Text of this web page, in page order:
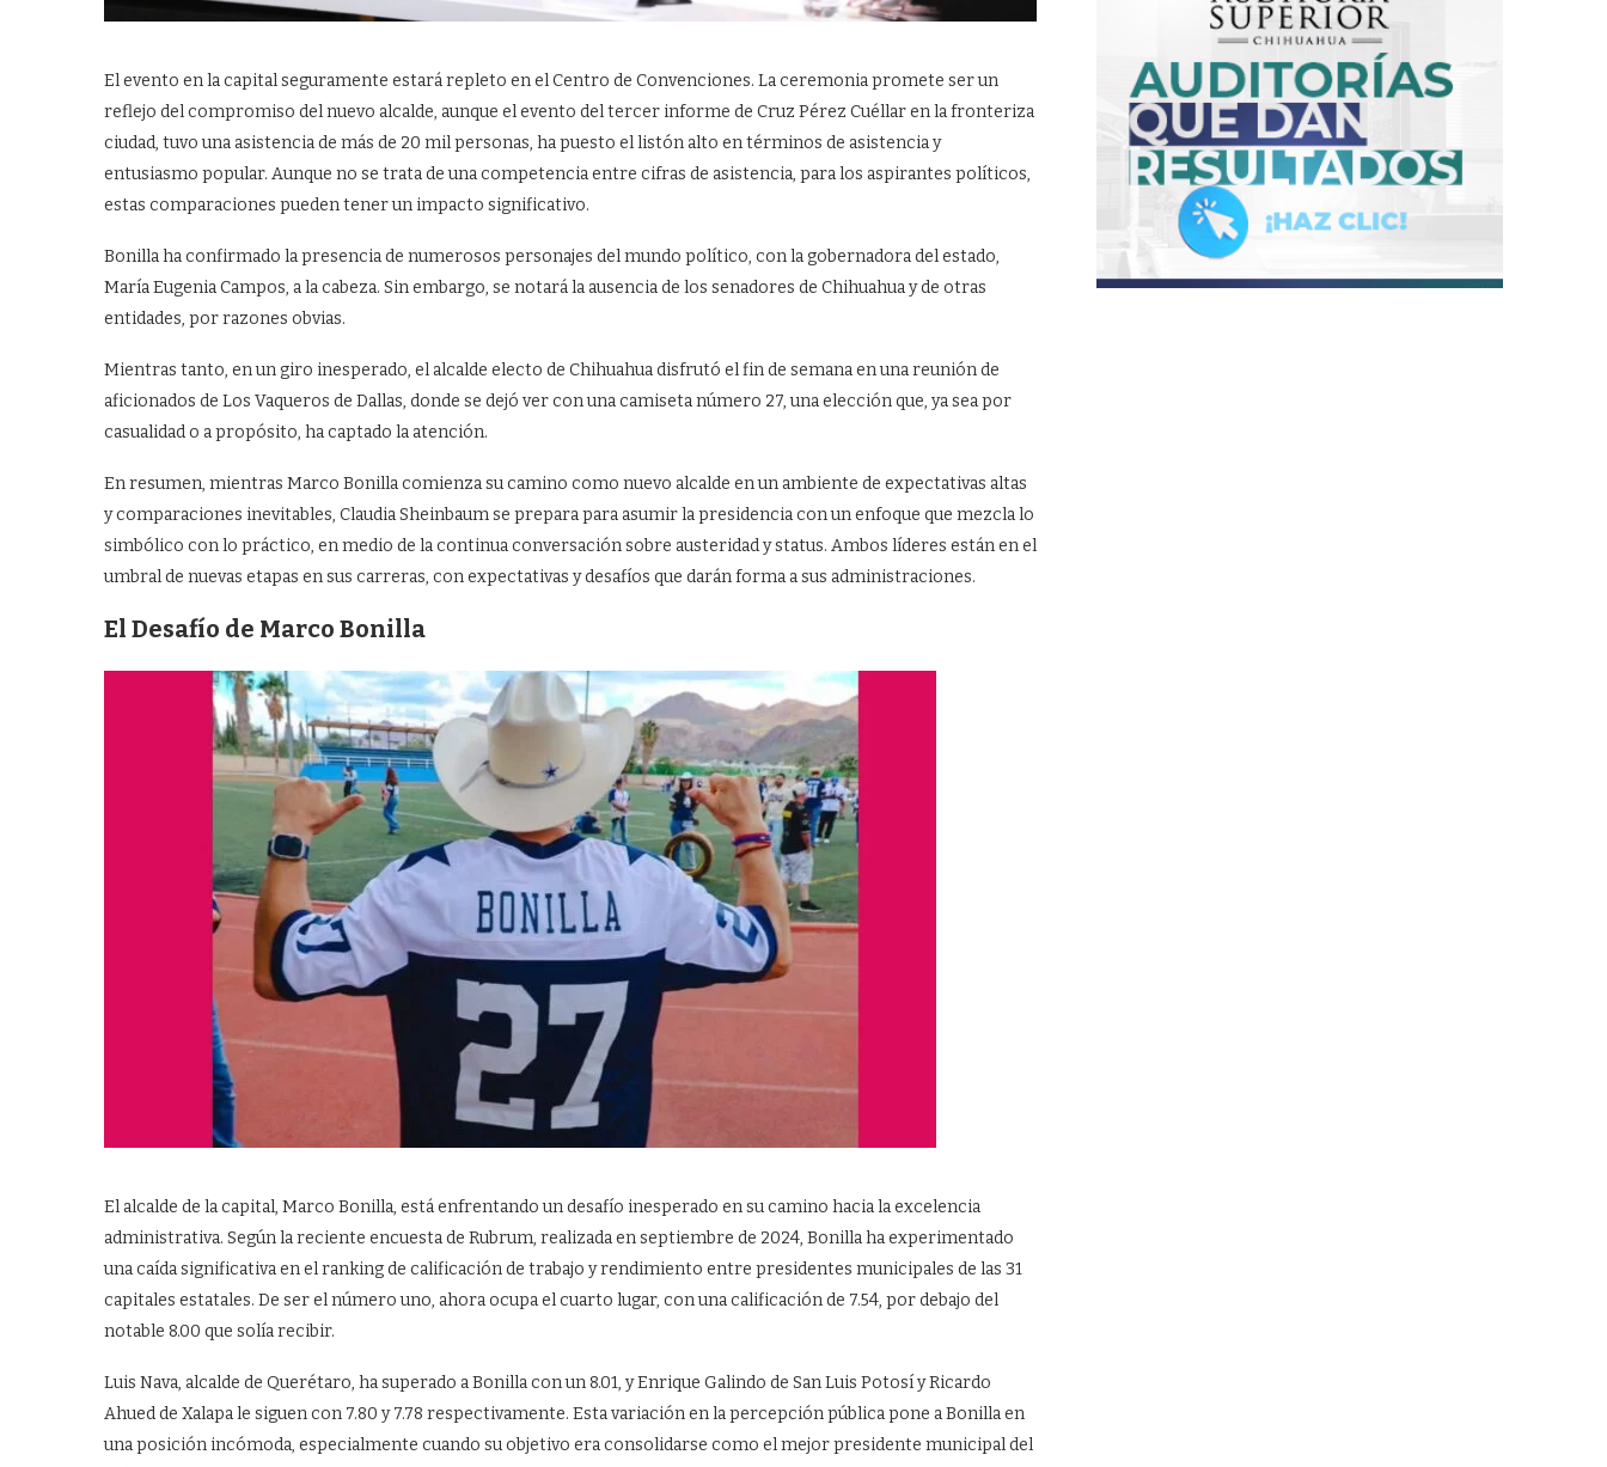
El evento en la capital seguramente estará repleto en el Centro de Convenciones. La ceremonia promete ser un
reflejo del compromiso del nuevo alcalde, aunque el evento del tercer informe de Cruz Pérez Cuéllar en la fronteriza
ciudad, tuvo una asistencia de más de 20 mil personas, ha puesto el listón alto en términos de asistencia y
entusiasmo popular. Aunque no se trata de una competencia entre cifras de asistencia, para los aspirantes políticos,
estas comparaciones pueden tener un impacto significativo.
Bonilla ha confirmado la presencia de numerosos personajes del mundo político, con la gobernadora del estado,
María Eugenia Campos, a la cabeza. Sin embargo, se notará la ausencia de los senadores de Chihuahua y de otras
entidades, por razones obvias.
Mientras tanto, en un giro inesperado, el alcalde electo de Chihuahua disfrutó el fin de semana en una reunión de
aficionados de Los Vaqueros de Dallas, donde se dejó ver con una camiseta número 27, una elección que, ya sea por
casualidad o a propósito, ha captado la atención.
En resumen, mientras Marco Bonilla comienza su camino como nuevo alcalde en un ambiente de expectativas altas
y comparaciones inevitables, Claudia Sheinbaum se prepara para asumir la presidencia con un enfoque que mezcla lo
simbólico con lo práctico, en medio de la continua conversación sobre austeridad y status. Ambos líderes están en el
umbral de nuevas etapas en sus carreras, con expectativas y desafíos que darán forma a sus administraciones.
El Desafío de Marco Bonilla
El alcalde de la capital, Marco Bonilla, está enfrentando un desafío inesperado en su camino hacia la excelencia
administrativa. Según la reciente encuesta de Rubrum, realizada en septiembre de 2024, Bonilla ha experimentado
una caída significativa en el ranking de calificación de trabajo y rendimiento entre presidentes municipales de las 31
capitales estatales. De ser el número uno, ahora ocupa el cuarto lugar, con una calificación de 7.54, por debajo del
notable 8.00 que solía recibir.
Luis Nava, alcalde de Querétaro, ha superado a Bonilla con un 8.01, y Enrique Galindo de San Luis Potosí y Ricardo
Ahued de Xalapa le siguen con 7.80 y 7.78 respectivamente. Esta variación en la percepción pública pone a Bonilla en
una posición incómoda, especialmente cuando su objetivo era consolidarse como el mejor presidente municipal del